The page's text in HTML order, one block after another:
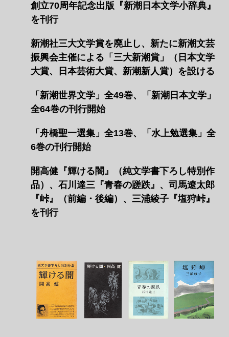
創立70周年記念出版『新潮日本文学小辞典』
を刊行
新潮社三大文学賞を廃止し、新たに新潮文芸
振興会主催による「三大新潮賞」（日本文学
大賞、日本芸術大賞、新潮新人賞）を設ける
「新潮世界文学」全49巻、「新潮日本文学」
全64巻の刊行開始
「舟橋聖一選集」全13巻、「水上勉選集」全
6巻の刊行開始
開高健『輝ける闇』（純文学書下ろし特別作
品）、石川達三『青春の蹉跌』、司馬遼󠄁太郎
『峠』（前編・後編）、三浦綾子『塩狩峠』
を刊行